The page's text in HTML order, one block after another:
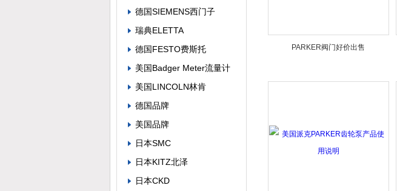
德国SIEMENS西门子
瑞典ELETTA
德国FESTO费斯托
美国Badger Meter流量计
美国LINCOLN林肯
德国品牌
美国品牌
日本SMC
日本KITZ北泽
日本CKD
PARKER阀门好价出售